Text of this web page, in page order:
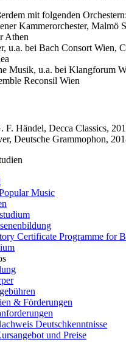
mit folgenden
Kammerorchester, Malmö
Athen
u.a. bei Bach Consort Wien,
Musik, u.a. bei Klangforum
Reconsil Wien
F. Händel, Decca Classics,
Deutsche Grammophon,
Music
Certificate Programme for
& Förderungen
Deutschkenntnisse
und Preise